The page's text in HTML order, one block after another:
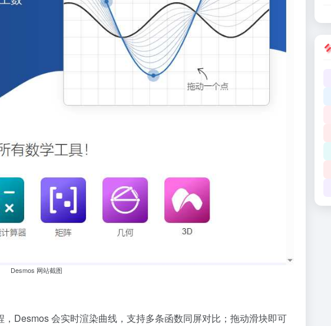
Desmos 网站截图
Desmos 会实时渲染曲线，支持多条函数同屏对比；拖动滑块即可